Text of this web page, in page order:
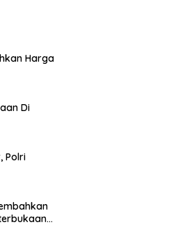
Harga
Di
Polri